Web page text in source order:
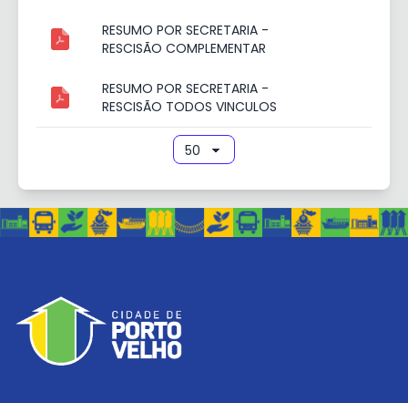
RESUMO POR SECRETARIA -
RESCISÃO COMPLEMENTAR
RESUMO POR SECRETARIA -
RESCISÃO TODOS VINCULOS